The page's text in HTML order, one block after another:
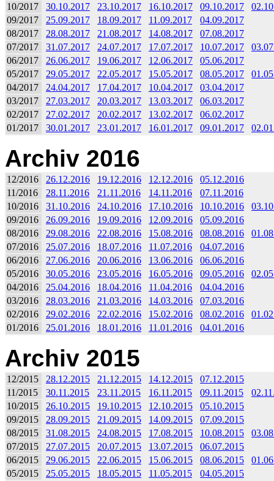
10/2017
30.10.2017 23.10.2017 16.10.2017 09.10.2017
09/2017
25.09.2017 18.09.2017 11.09.2017
04.09.2017
08/2017
28.08.2017 21.08.2017 14.08.2017
07.08.2017
07/2017
31.07.2017 24.07.2017 17.07.2017 10.07.2017
06/2017
26.06.2017 19.06.2017 12.06.2017
05.06.2017
05/2017
29.05.2017 22.05.2017 15.05.2017 08.05.2017
04/2017
24.04.2017 17.04.2017 10.04.2017
03.04.2017
03/2017
27.03.2017 20.03.2017 13.03.2017
06.03.2017
02/2017
27.02.2017 20.02.2017 13.02.2017
06.02.2017
01/2017
30.01.2017 23.01.2017 16.01.2017 09.01.2017
Archiv 2016
12/2016 26.12.2016 19.12.2016 12.12.2016
05.12.2016
11/2016
28.11.2016 21.11.2016 14.11.2016
07.11.2016
10/2016
31.10.2016 24.10.2016 17.10.2016 10.10.2016
09/2016
26.09.2016 19.09.2016 12.09.2016
05.09.2016
08/2016
29.08.2016 22.08.2016 15.08.2016 08.08.2016
07/2016
25.07.2016 18.07.2016 11.07.2016
04.07.2016
06/2016
27.06.2016 20.06.2016 13.06.2016
06.06.2016
05/2016
30.05.2016 23.05.2016 16.05.2016 09.05.2016
04/2016
25.04.2016 18.04.2016 11.04.2016
04.04.2016
03/2016
28.03.2016 21.03.2016 14.03.2016
07.03.2016
02/2016
29.02.2016 22.02.2016 15.02.2016 08.02.2016
01/2016
25.01.2016 18.01.2016 11.01.2016 04.01.2016
Archiv 2015
12/2015 28.12.2015 21.12.2015 14.12.2015
07.12.2015
11/2015
30.11.2015 23.11.2015 16.11.2015 09.11.2015
10/2015
26.10.2015 19.10.2015 12.10.2015
05.10.2015
09/2015
28.09.2015 21.09.2015 14.09.2015
07.09.2015
08/2015
31.08.2015 24.08.2015 17.08.2015 10.08.2015
07/2015
27.07.2015 20.07.2015 13.07.2015
06.07.2015
06/2015
29.06.2015 22.06.2015 15.06.2015 08.06.2015
05/2015
25.05.2015 18.05.2015 11.05.2015
04.05.2015